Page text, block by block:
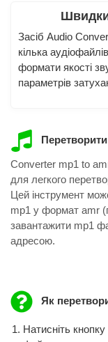
Засіб Audio
кілька
формати якості
параметрів
Converter mp1 to
для легкого
Цей інструмент
mp1 у формат amr
завантажити mp1
адресою.
Як
Натисніть